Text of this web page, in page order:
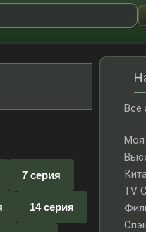
7 серия
14 серия
Все
Моя
TV